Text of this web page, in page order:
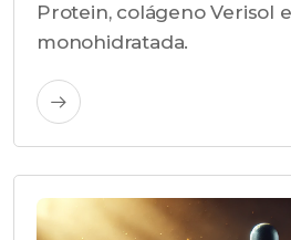
Protein, colágeno Verisol
monohidratada.